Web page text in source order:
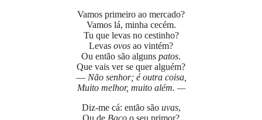
Vamos primeiro ao mercado?
Vamos lá, minha cecém.
Tu que levas no cestinho?
Levas ovos ao vintém?
Ou então são alguns patos.
Que vais ver se quer alguém?
— Não senhor; é outra coisa,
Muito melhor, muito além. —
Diz-me cá: então são uvas,
Ou de Baco o seu primor?